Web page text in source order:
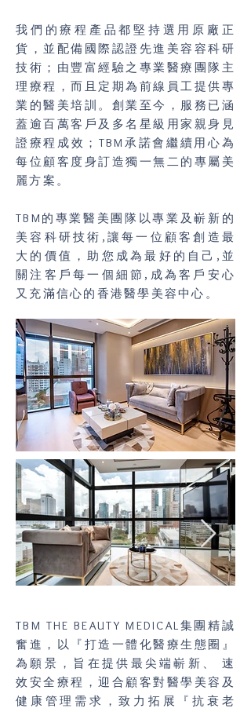
我們的療程產品都堅持選用原廠正
貨，並配備國際認證先進美容容科研
技術；由豐富經驗之專業醫療團隊主
理療程，而且定期為前線員工提供專
業的醫美培訓。​創業至今，服務已涵
蓋逾百萬客戶及多名星級用家親身見
證療程成效；TBM承諾會繼續用心為
每位顧客度身訂造獨一無二的專屬美
麗方案。​
TBM的專業醫美團隊以專業及嶄新的
美容科研技術,讓每一位顧客創造最
大的價值，助您成為最好的自己,並
關注客戶每一個細節,成為客戶安心
又充滿信心的香港醫學美容中心。
TBM THE BEAUTY MEDICAL集團精誠
奮進，以『打造一體化醫療生態圈』
為願景，旨在提供最尖端嶄新、 速
效安全療程，迎合顧客對醫學美容及
健康管理需求，致力拓展『抗衰老